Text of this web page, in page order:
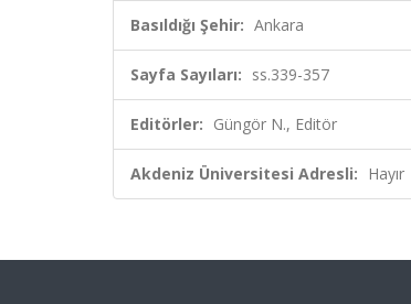
Basıldığı Şehir: Ankara
Sayfa Sayıları: ss.339-357
Editörler: Güngör N., Editör
Akdeniz Üniversitesi Adresli: Hayır